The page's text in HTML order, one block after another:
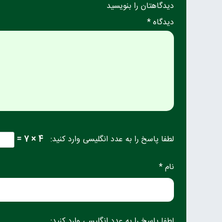
دیدگاهتان را بنویسید
دیدگاه *
لطفا پاسخ را به عدد انگلیسی وارد کنید: 4 × 7 =
نام *